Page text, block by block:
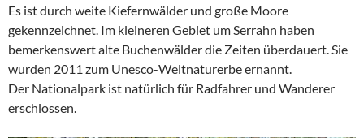
Es ist durch weite Kiefernwälder und große Moore
gekennzeichnet. Im kleineren Gebiet um Serrahn haben
bemerkenswert alte Buchenwälder die Zeiten überdauert. Sie
wurden 2011 zum Unesco-Weltnaturerbe ernannt.
Der Nationalpark ist natürlich für Radfahrer und Wanderer
erschlossen.